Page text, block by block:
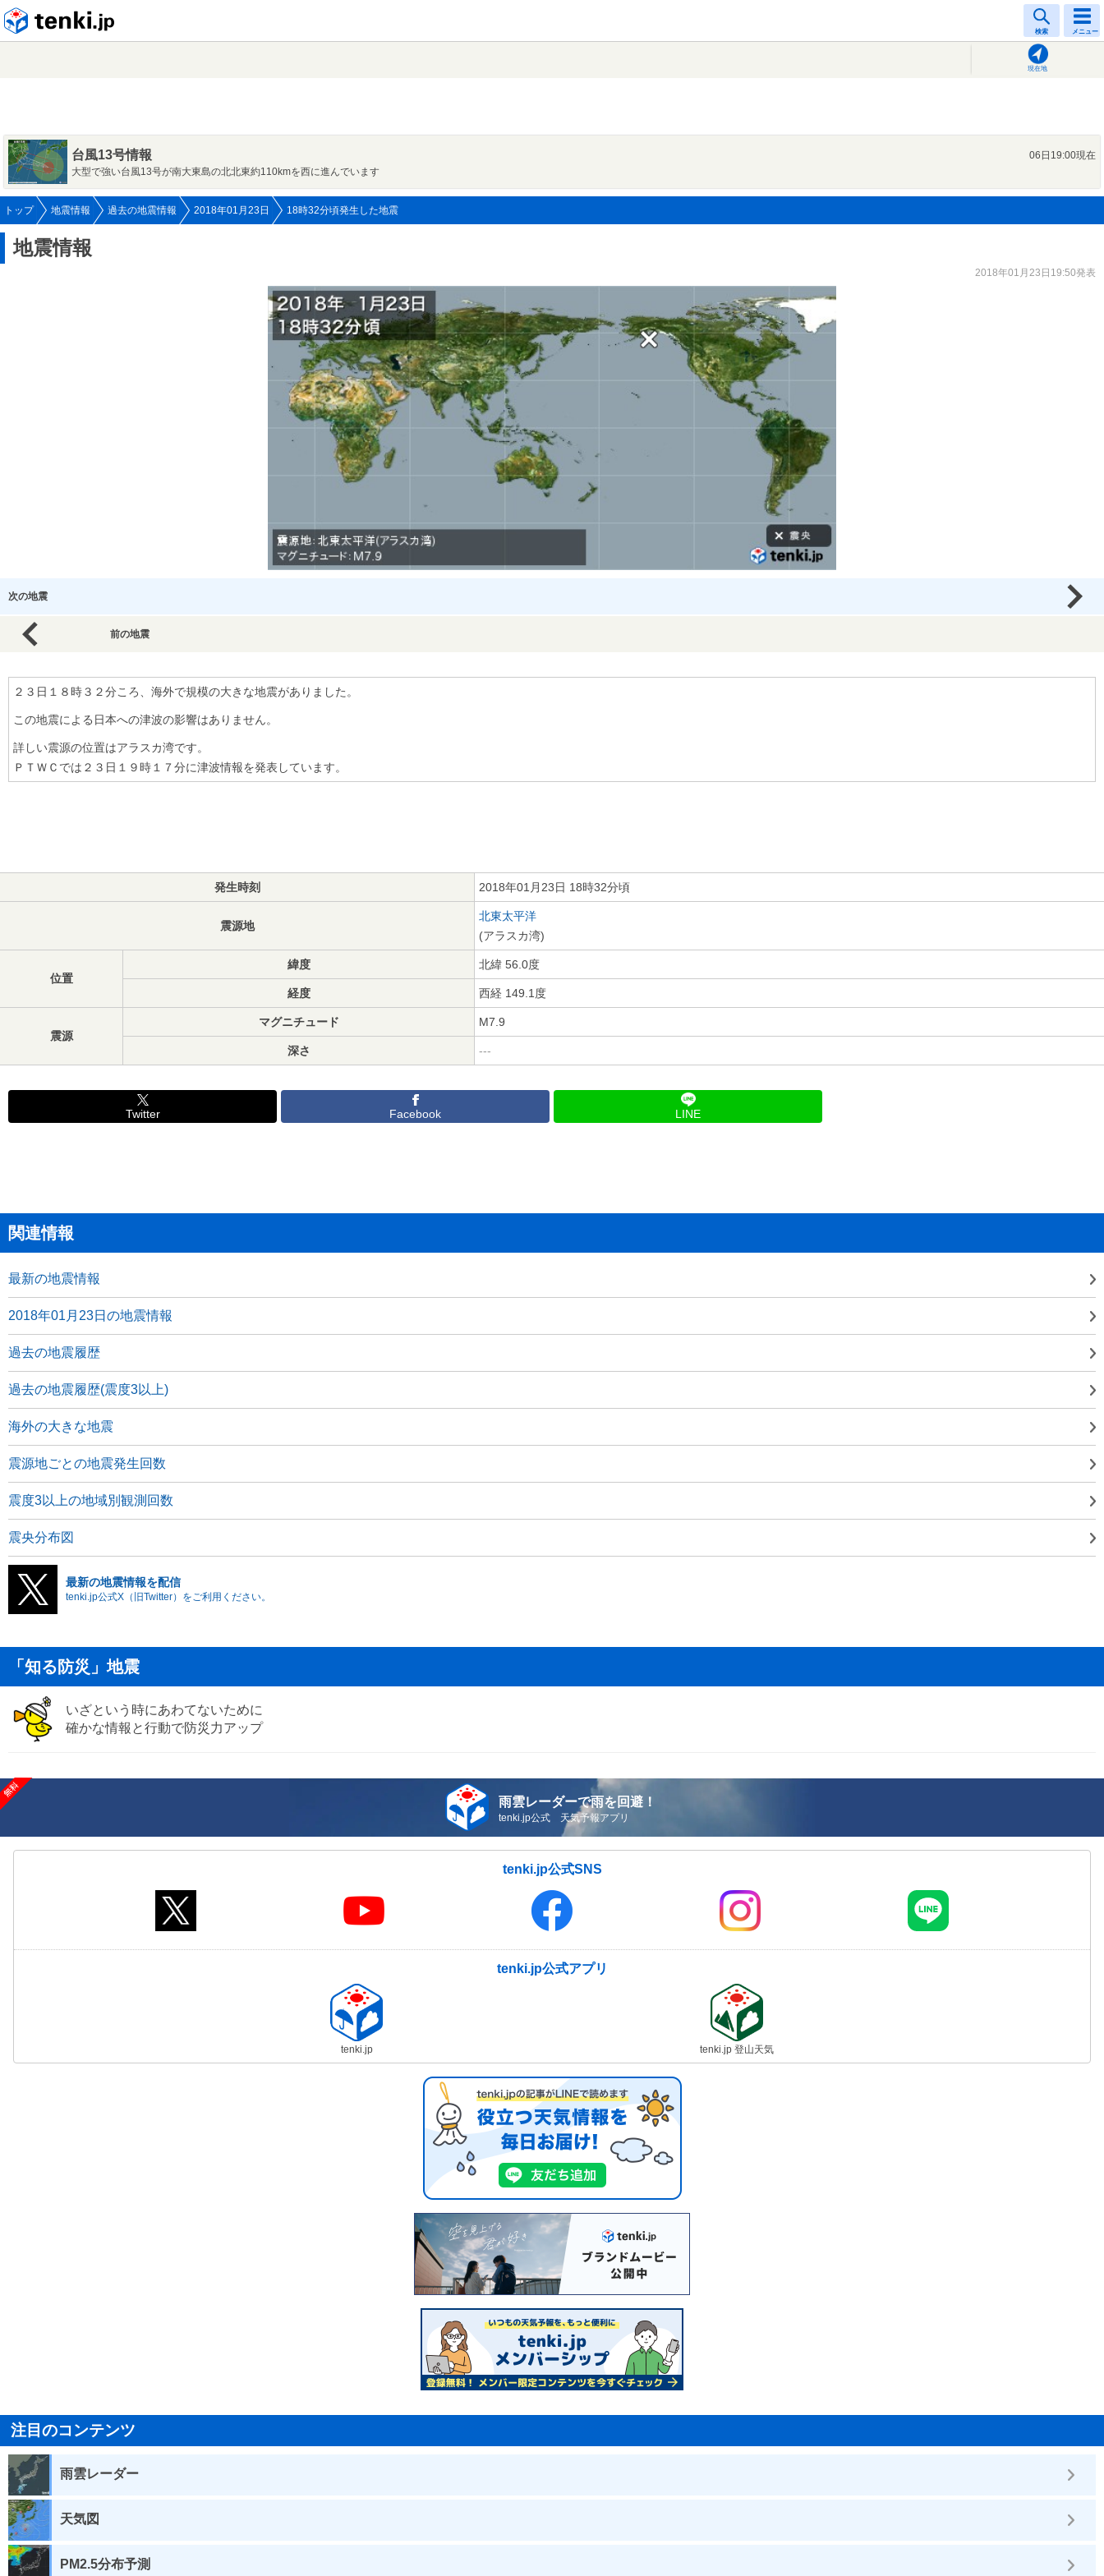
検索 メニュー
現在地
台風13号情報
06日19:00現在
大型で強い台風13号が南大東島の北北東約110kmを西に進んでいます
トップ 地震情報 過去の地震情報 2018年01月23日 18時32分頃発生した地震
地震情報
2018年01月23日19:50発表
次の地震
前の地震
２３日１８時３２分ころ、海外で規模の大きな地震がありました。
この地震による日本への津波の影響はありません。
詳しい震源の位置はアラスカ湾です。
ＰＴＷＣでは２３日１９時１７分に津波情報を発表しています。
発生時刻 2018年01月23日 18時32分頃
震源地
北東太平洋
(アラスカ湾)
位置
緯度 北緯 56.0度
経度 西経 149.1度
震源
マグニチュード M7.9
深さ ---
Twitter Facebook LINE
関連情報
最新の地震情報
2018年01月23日の地震情報
過去の地震履歴
過去の地震履歴(震度3以上)
海外の大きな地震
震源地ごとの地震発生回数
震度3以上の地域別観測回数
震央分布図
最新の地震情報を配信
tenki.jp公式X（旧Twitter）をご利用ください。
「知る防災」地震
いざという時にあわてないために
確かな情報と行動で防災力アップ
雨雲レーダーで雨を回避！
tenki.jp公式 天気予報アプリ
tenki.jp公式SNS
tenki.jp公式アプリ
tenki.jp tenki.jp 登山天気
注目のコンテンツ
雨雲レーダー
天気図
PM2.5分布予測